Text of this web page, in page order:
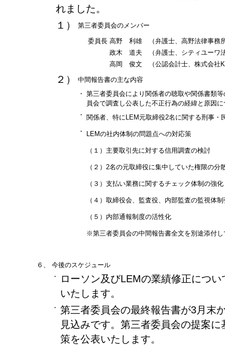
れました。
１）
第三者委員会のメンバー
委員長 高野 利雄 （弁護士、高野法律事務
政木 道夫 （弁護士、シティユーワ
高岡 俊文 （公認会計士、株式会社
２）
中間報告書の主な内容
・ 第三者委員会により関係者の聴取や関係書類
員会で調査し公表した不正行為の経緯と原因
・
関係者、特にLEM元取締役2名に関する刑事
・
LEMの社内体制の問題点への対応策
（１）主要取引先に対する信用調査の検討
（２）2名の元取締役に集中していた権限の分
（３）支払い業務に関するチェック体制の強化
（４）取締役会、監査役、内部監査の監視体
（５）内部通報制度の活性化
※第三者委員会の中間報告書全文を別途添付し
６、
今後のスケジュール
・
ローソン及びLEMの業績修正につ
いたします。
・ 第三者委員会の最終報告書が3月末
見込みです。第三者委員会の提案
策を公表いたします。